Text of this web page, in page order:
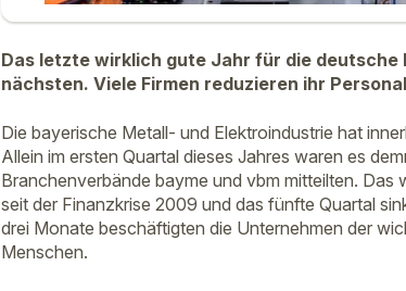
Das letzte wirklich gute Jahr für die
nächsten. Viele Firmen reduzieren ihr
Die bayerische Metall- und Elektroindustrie hat
Allein im ersten Quartal dieses Jahres waren es
Branchenverbände bayme und vbm mitteilten.
seit der Finanzkrise 2009 und das fünfte Quartal
drei Monate beschäftigten die Unternehmen der
Menschen.